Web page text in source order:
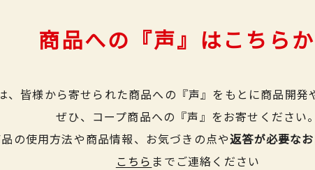
商品への『声』はこちら
、皆様から寄せられた商品への『声』をもとに商品開発
ぜひ、コープ商品への『声』をお寄せください。
の使用方法や商品情報、お気づきの点や返答が必要な
こちら までご連絡ください